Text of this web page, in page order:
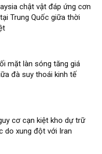
chật vật đáp ứng cơn
Trung Quốc giữa thời
mặt làn sóng tăng giá
đà suy thoái kinh tế
cơ cạn kiệt kho dự trữ
do xung đột với Iran